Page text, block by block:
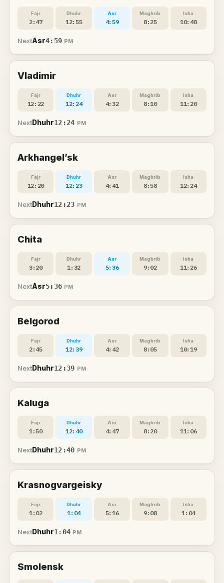
Fajr
2:47
Dhuhr
12:55
Asr
4:59
Maghrib
8:25
Isha
10:48
NextAsr4:59 PM
Vladimir
Fajr
12:22
Dhuhr
12:24
Asr
4:32
Maghrib
8:10
Isha
11:20
Next Dhuhr12:24 PM
Arkhangel’sk
Fajr
12:20
Dhuhr
12:23
Asr
4:41
Maghrib
8:58
Isha
12:24
Next Dhuhr12:23 PM
Chita
Fajr
3:20
Dhuhr
1:32
Asr
5:36
Maghrib
9:02
Isha
11:26
NextAsr5:36 PM
Belgorod
Fajr
2:45
Dhuhr
12:39
Asr
4:42
Maghrib
8:05
Isha
10:19
Next Dhuhr12:39 PM
Kaluga
Fajr
1:50
Dhuhr
12:40
Asr
4:47
Maghrib
8:20
Isha
11:06
Next Dhuhr12:40 PM
Krasnogvargeisky
Fajr
1:02
Dhuhr
1:04
Asr
5:16
Maghrib
9:08
Isha
1:04
Next Dhuhr1:04 PM
Smolensk